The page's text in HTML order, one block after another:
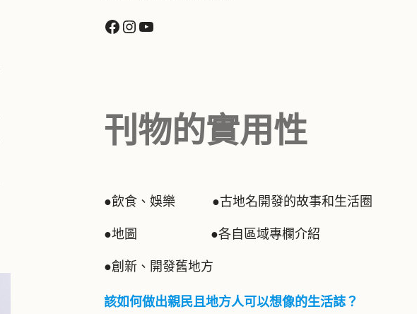
Facebook InstagramYouTube
刊物的實用性
●飲食、娛樂 ●古地名開發的故事和生活圈
●地圖 ●各自區域專欄介紹
●創新、開發舊地方
該如何做出親民且地方人可以想像的生活誌？